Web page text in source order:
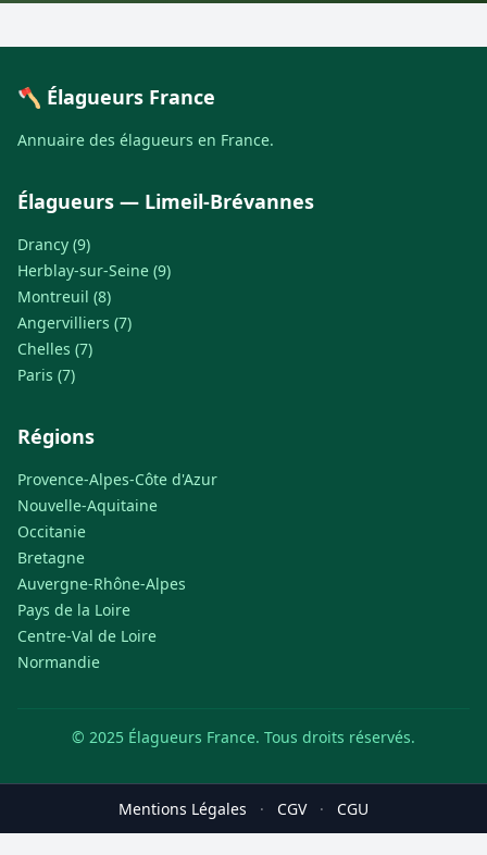
🪓 Élagueurs France
Annuaire des élagueurs en France.
Élagueurs — Limeil-Brévannes
Drancy (9)
Herblay-sur-Seine (9)
Montreuil (8)
Angervilliers (7)
Chelles (7)
Paris (7)
Régions
Provence-Alpes-Côte d'Azur
Nouvelle-Aquitaine
Occitanie
Bretagne
Auvergne-Rhône-Alpes
Pays de la Loire
Centre-Val de Loire
Normandie
© 2025 Élagueurs France. Tous droits réservés.
Mentions Légales · CGV · CGU